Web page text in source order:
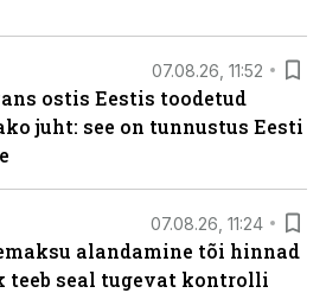
07.08.26, 11:52
ostis Eestis toodetud
juht: see on tunnustus Eesti
07.08.26, 11:24
alandamine tõi hinnad
seal tugevat kontrolli